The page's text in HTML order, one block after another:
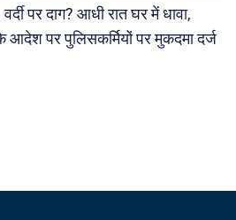
पर दाग? आधी रात घर में धावा,
आदेश पर पुलिसकर्मियों पर मुकदमा दर्ज